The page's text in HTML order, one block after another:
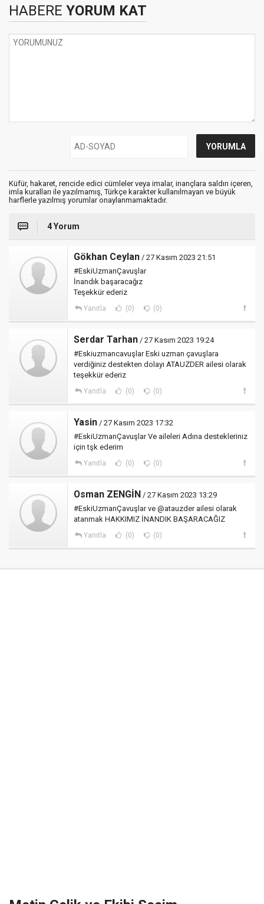
HABERE YORUM KAT
Küfür, hakaret, rencide edici cümleler veya imalar, inançlara saldırı içeren,
imla kuralları ile yazılmamış, Türkçe karakter kullanılmayan ve büyük
harflerle yazılmış yorumlar onaylanmamaktadır.
4 Yorum
Gökhan Ceylan / 27 Kasım 2023 21:51
#EskiUzmanÇavuşlar
İnandık başaracağız
Teşekkür ederiz
Yanıtla (0) (0)
Serdar Tarhan / 27 Kasım 2023 19:24
#Eskiuzmancavuşlar Eski uzman çavuşlara
verdiğiniz destekten dolayı ATAUZDER ailesi olarak
teşekkür ederiz
Yanıtla (0) (0)
Yasin / 27 Kasım 2023 17:32
#EskiUzmanÇavuşlar Ve aileleri Adına destekleriniz
için tşk ederim
Yanıtla (0) (0)
Osman ZENGİN / 27 Kasım 2023 13:29
#EskiUzmanÇavuşlar ve @atauzder ailesi olarak
atanmak HAKKIMIZ İNANDIK BAŞARACAĞIZ
Yanıtla (0) (0)